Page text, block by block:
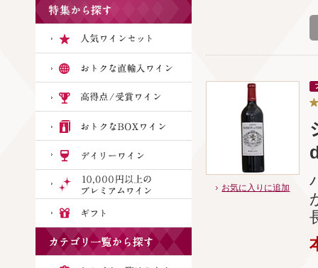
お気に入りに追加